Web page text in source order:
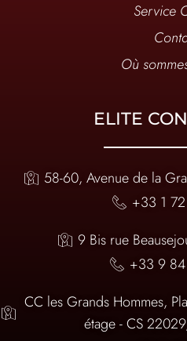
Service
Où
ELITE
58-60, Avenue de la
+33 1
9 Bis rue
+33 9
CC les Grands Hommes,
étage - CS